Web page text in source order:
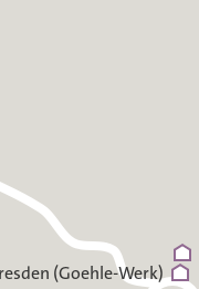
(Goehle-Werk)